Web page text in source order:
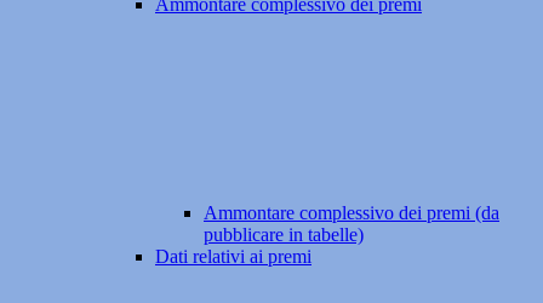
Ammontare complessivo dei premi
Ammontare complessivo dei premi (da
pubblicare in tabelle)
Dati relativi ai premi